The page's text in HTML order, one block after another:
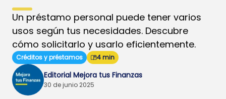
Un préstamo personal puede tener varios
usos según tus necesidades. Descubre
cómo solicitarlo y usarlo eficientemente.
Créditos y préstamos 4 min
Editorial Mejora tus Finanzas
30 de junio 2025